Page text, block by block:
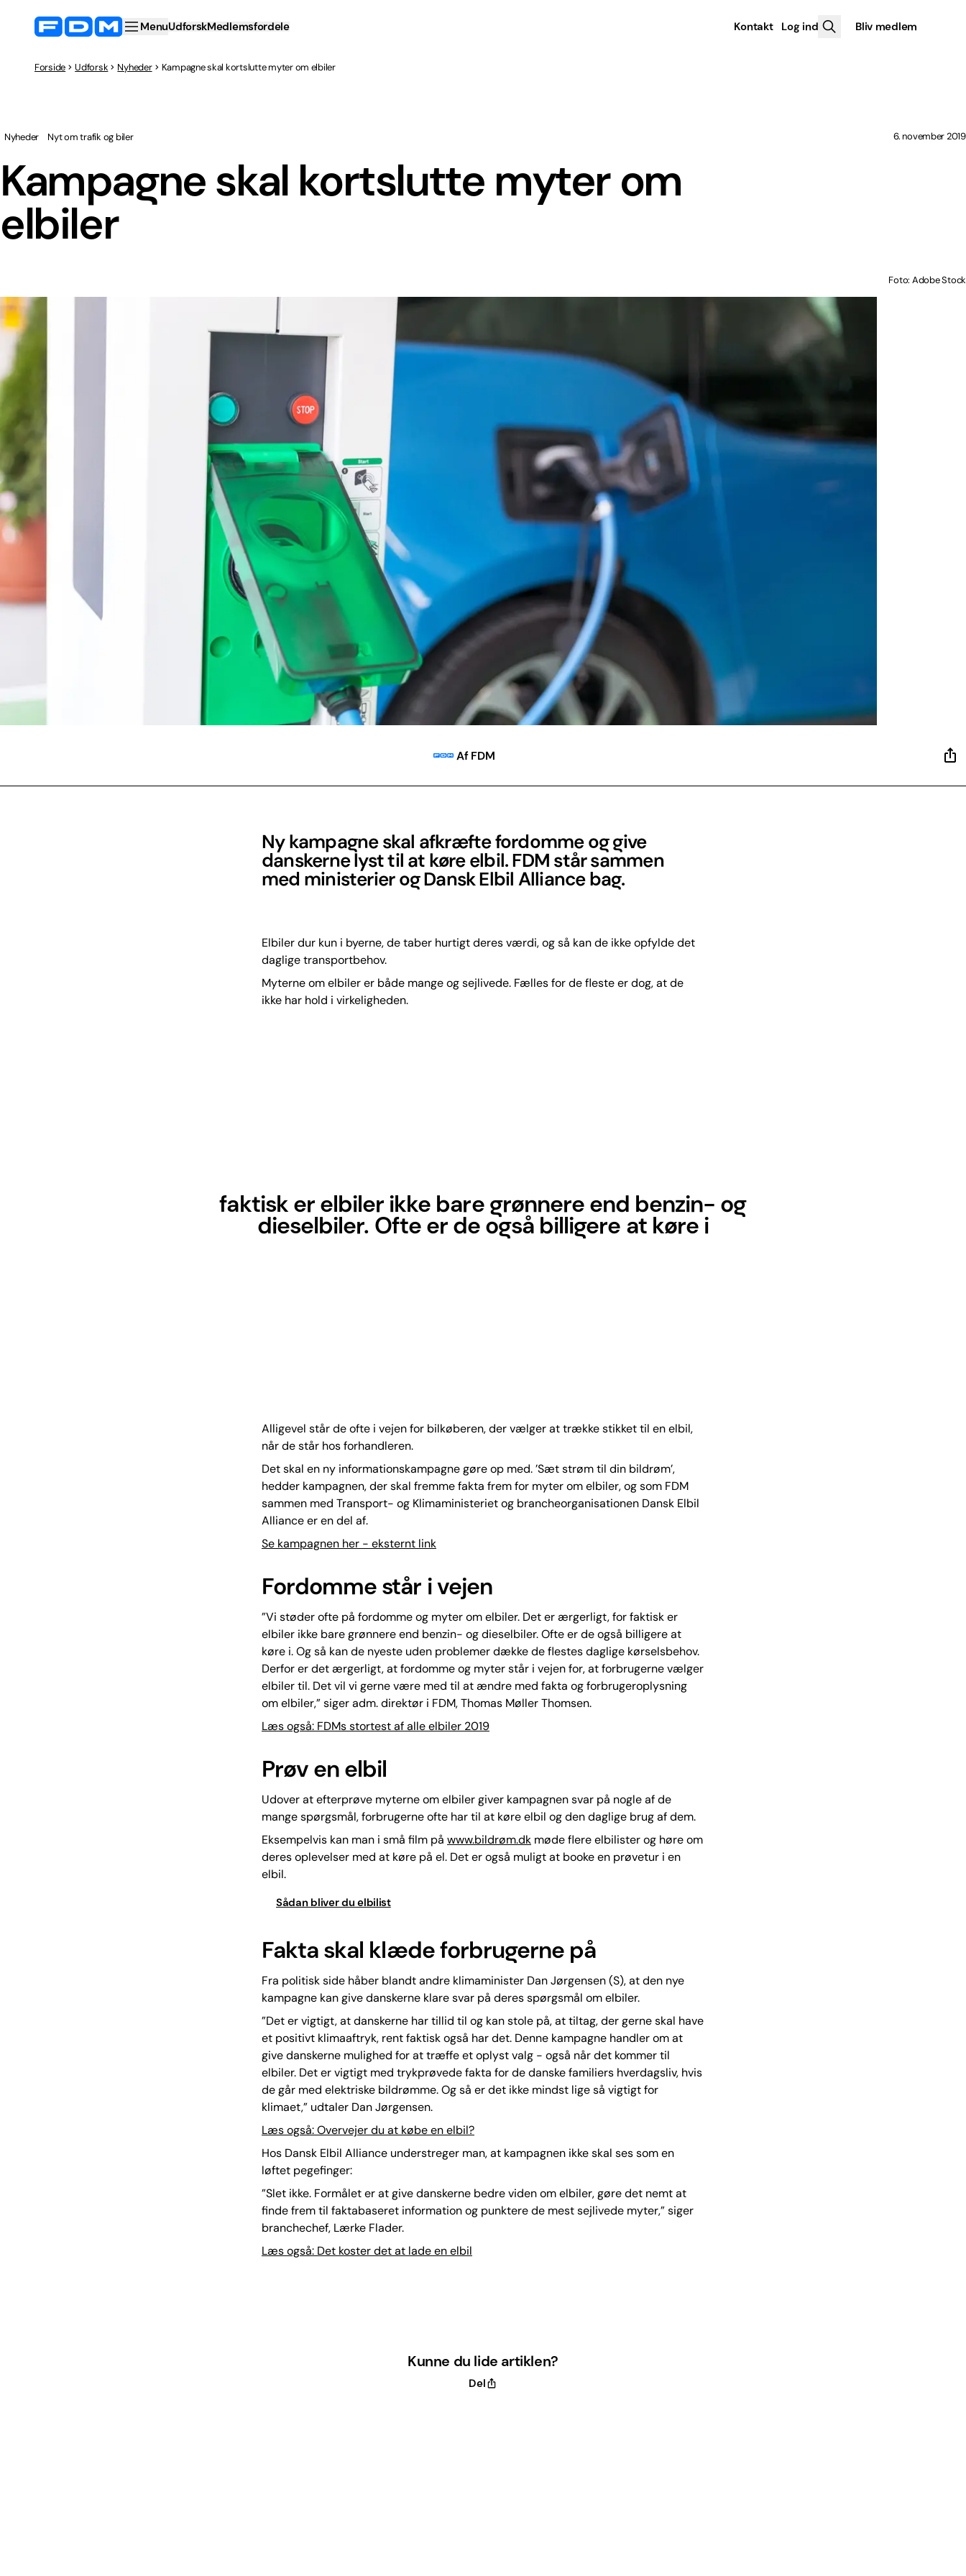
MenuUdforskMedlemsfordele Kontakt Log ind Bliv medlem
Forside Udforsk Nyheder Kampagne skal kortslutte myter om elbiler
Kampagne skal kortslutte myter om
elbiler
Nyheder Nyt om trafik og biler 6. november 2019
Foto: Adobe Stock
Af FDM
Ny kampagne skal afkræfte fordomme og give
danskerne lyst til at køre elbil. FDM står sammen
med ministerier og Dansk Elbil Alliance bag.
Elbiler dur kun i byerne, de taber hurtigt deres værdi, og så kan de ikke opfylde det
daglige transportbehov.
Myterne om elbiler er både mange og sejlivede. Fælles for de fleste er dog, at de
ikke har hold i virkeligheden.
faktisk er elbiler ikke bare grønnere end benzin- og
dieselbiler. Ofte er de også billigere at køre i
Alligevel står de ofte i vejen for bilkøberen, der vælger at trække stikket til en elbil,
når de står hos forhandleren.
Det skal en ny informationskampagne gøre op med. ’Sæt strøm til din bildrøm’,
hedder kampagnen, der skal fremme fakta frem for myter om elbiler, og som FDM
sammen med Transport- og Klimaministeriet og brancheorganisationen Dansk Elbil
Alliance er en del af.
Se kampagnen her - eksternt link
Fordomme står i vejen
”Vi støder ofte på fordomme og myter om elbiler. Det er ærgerligt, for faktisk er
elbiler ikke bare grønnere end benzin- og dieselbiler. Ofte er de også billigere at
køre i. Og så kan de nyeste uden problemer dække de flestes daglige kørselsbehov.
Derfor er det ærgerligt, at fordomme og myter står i vejen for, at forbrugerne vælger
elbiler til. Det vil vi gerne være med til at ændre med fakta og forbrugeroplysning
om elbiler,” siger adm. direktør i FDM, Thomas Møller Thomsen.
Læs også: FDMs stortest af alle elbiler 2019
Prøv en elbil
Udover at efterprøve myterne om elbiler giver kampagnen svar på nogle af de
mange spørgsmål, forbrugerne ofte har til at køre elbil og den daglige brug af dem.
Eksempelvis kan man i små film på www.bildrøm.dkmøde flere elbilister og høre om
deres oplevelser med at køre på el. Det er også muligt at booke en prøvetur i en
elbil.
Sådan bliver du elbilist
Fakta skal klæde forbrugerne på
Fra politisk side håber blandt andre klimaminister Dan Jørgensen (S), at den nye
kampagne kan give danskerne klare svar på deres spørgsmål om elbiler.
”Det er vigtigt, at danskerne har tillid til og kan stole på, at tiltag, der gerne skal have
et positivt klimaaftryk, rent faktisk også har det. Denne kampagne handler om at
give danskerne mulighed for at træffe et oplyst valg - også når det kommer til
elbiler. Det er vigtigt med trykprøvede fakta for de danske familiers hverdagsliv, hvis
de går med elektriske bildrømme. Og så er det ikke mindst lige så vigtigt for
klimaet,” udtaler Dan Jørgensen.
Læs også: Overvejer du at købe en elbil?
Hos Dansk Elbil Alliance understreger man, at kampagnen ikke skal ses som en
løftet pegefinger:
”Slet ikke. Formålet er at give danskerne bedre viden om elbiler, gøre det nemt at
finde frem til faktabaseret information og punktere de mest sejlivede myter,” siger
branchechef, Lærke Flader.
Læs også: Det koster det at lade en elbil
Kunne du lide artiklen?
Del